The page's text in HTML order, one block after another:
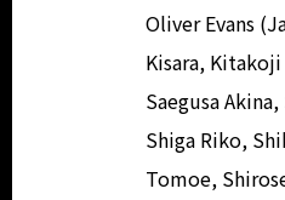
Oliver Evans
Kisara,
Saegusa
Shiga Riko,
Tomoe,